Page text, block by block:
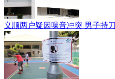
义顺两户疑因噪音冲突 男子持